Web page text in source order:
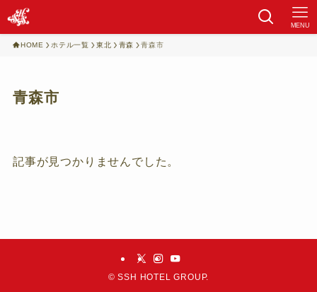
MENU
HOME ホテル一覧 東北 青森 青森市
青森市
記事が見つかりませんでした。
© SSH HOTEL GROUP.